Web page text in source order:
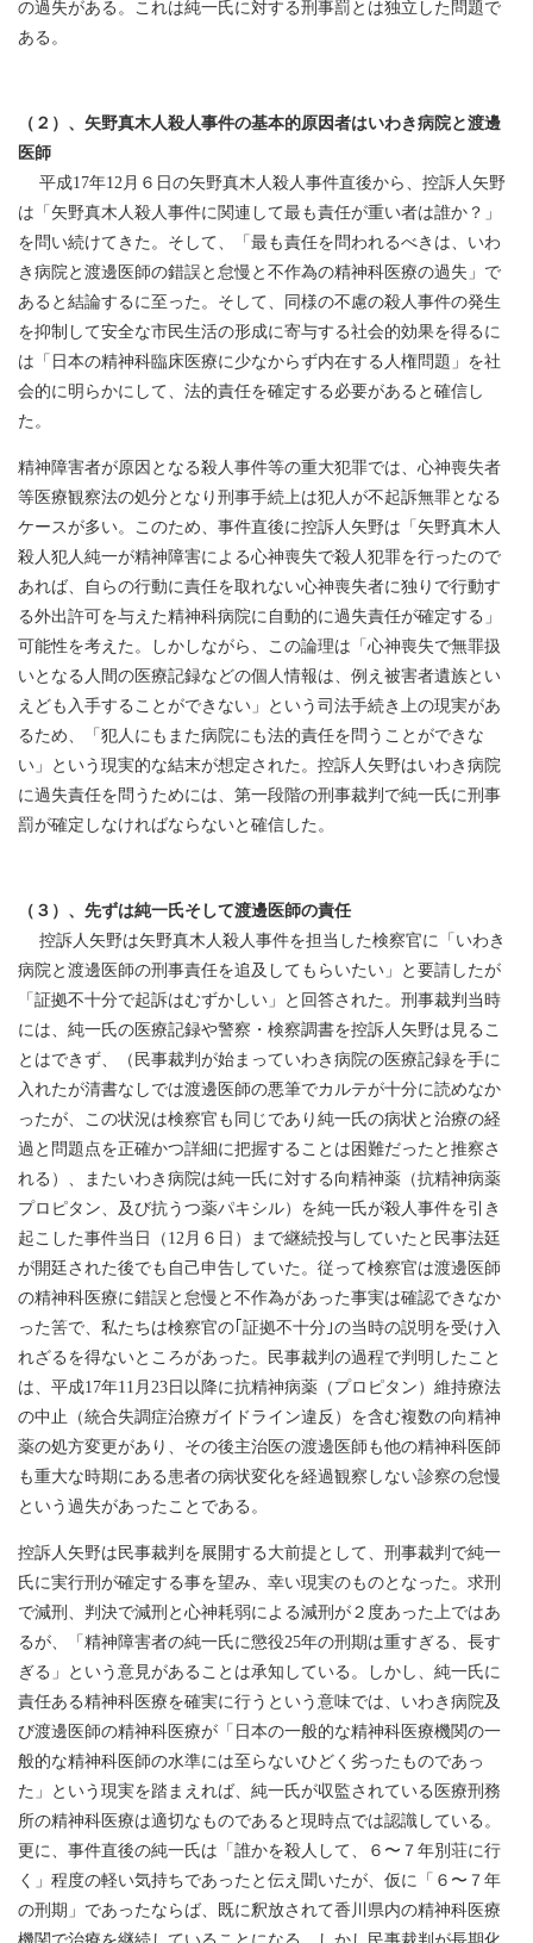
の過失がある。これは純一氏に対する刑事罰とは独立した問題で
ある。
（２）、矢野真木人殺人事件の基本的原因者はいわき病院と渡邊
医師
平成17年12月６日の矢野真木人殺人事件直後から、控訴人矢野
は「矢野真木人殺人事件に関連して最も責任が重い者は誰か？」
を問い続けてきた。そして、「最も責任を問われるべきは、いわ
き病院と渡邊医師の錯誤と怠慢と不作為の精神科医療の過失」で
あると結論するに至った。そして、同様の不慮の殺人事件の発生
を抑制して安全な市民生活の形成に寄与する社会的効果を得るに
は「日本の精神科臨床医療に少なからず内在する人権問題」を社
会的に明らかにして、法的責任を確定する必要があると確信し
た。
精神障害者が原因となる殺人事件等の重大犯罪では、心神喪失者
等医療観察法の処分となり刑事手続上は犯人が不起訴無罪となる
ケースが多い。このため、事件直後に控訴人矢野は「矢野真木人
殺人犯人純一が精神障害による心神喪失で殺人犯罪を行ったので
あれば、自らの行動に責任を取れない心神喪失者に独りで行動す
る外出許可を与えた精神科病院に自動的に過失責任が確定する」
可能性を考えた。しかしながら、この論理は「心神喪失で無罪扱
いとなる人間の医療記録などの個人情報は、例え被害者遺族とい
えども入手することができない」という司法手続き上の現実があ
るため、「犯人にもまた病院にも法的責任を問うことができな
い」という現実的な結末が想定された。控訴人矢野はいわき病院
に過失責任を問うためには、第一段階の刑事裁判で純一氏に刑事
罰が確定しなければならないと確信した。
（３）、先ずは純一氏そして渡邊医師の責任
控訴人矢野は矢野真木人殺人事件を担当した検察官に「いわき
病院と渡邊医師の刑事責任を追及してもらいたい」と要請したが
「証拠不十分で起訴はむずかしい」と回答された。刑事裁判当時
には、純一氏の医療記録や警察・検察調書を控訴人矢野は見るこ
とはできず、（民事裁判が始まっていわき病院の医療記録を手に
入れたが清書なしでは渡邊医師の悪筆でカルテが十分に読めなか
ったが、この状況は検察官も同じであり純一氏の病状と治療の経
過と問題点を正確かつ詳細に把握することは困難だったと推察さ
れる）、またいわき病院は純一氏に対する向精神薬（抗精神病薬
プロピタン、及び抗うつ薬パキシル）を純一氏が殺人事件を引き
起こした事件当日（12月６日）まで継続投与していたと民事法廷
が開廷された後でも自己申告していた。従って検察官は渡邊医師
の精神科医療に錯誤と怠慢と不作為があった事実は確認できなか
った筈で、私たちは検察官の｢証拠不十分｣の当時の説明を受け入
れざるを得ないところがあった。民事裁判の過程で判明したこと
は、平成17年11月23日以降に抗精神病薬（プロピタン）維持療法
の中止（統合失調症治療ガイドライン違反）を含む複数の向精神
薬の処方変更があり、その後主治医の渡邊医師も他の精神科医師
も重大な時期にある患者の病状変化を経過観察しない診察の怠慢
という過失があったことである。
控訴人矢野は民事裁判を展開する大前提として、刑事裁判で純一
氏に実行刑が確定する事を望み、幸い現実のものとなった。求刑
で減刑、判決で減刑と心神耗弱による減刑が２度あった上ではあ
るが、「精神障害者の純一氏に懲役25年の刑期は重すぎる、長す
ぎる」という意見があることは承知している。しかし、純一氏に
責任ある精神科医療を確実に行うという意味では、いわき病院及
び渡邊医師の精神科医療が「日本の一般的な精神科医療機関の一
般的な精神科医師の水準には至らないひどく劣ったものであっ
た」という現実を踏まえれば、純一氏が収監されている医療刑務
所の精神科医療は適切なものであると現時点では認識している。
更に、事件直後の純一氏は「誰かを殺人して、６〜７年別荘に行
く」程度の軽い気持ちであったと伝え聞いたが、仮に「６〜７年
の刑期」であったならば、既に釈放されて香川県内の精神科医療